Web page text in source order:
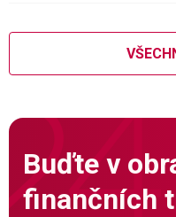
Buďte v
finančních